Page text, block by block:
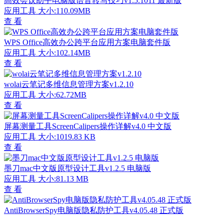
应用工具 大小:110.09MB
查 看
WPS Office高效办公跨平台应用方案电脑套件版
应用工具 大小:102.14MB
查 看
wolai云笔记多维信息管理方案v1.2.10
应用工具 大小:62.72MB
查 看
屏幕测量工具ScreenCalipers操作详解v4.0 中文版
应用工具 大小:1019.83 KB
查 看
墨刀mac中文版原型设计工具v1.2.5 电脑版
应用工具 大小:81.13 MB
查 看
AntiBrowserSpy电脑版隐私防护工具v4.05.48 正式版